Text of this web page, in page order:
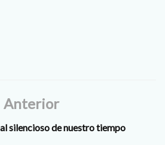
Anterior
silencioso de nuestro tiempo